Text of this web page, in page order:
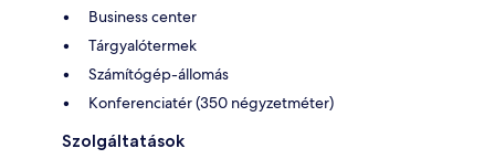
Business center
Tárgyalótermek
Számítógép-állomás
Konferenciatér (350 négyzetméter)
Szolgáltatások